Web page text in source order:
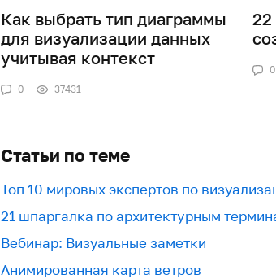
Как выбрать тип диаграммы
для визуализации данных
учитывая контекст
0 37431
22
0
Статьи по теме
Топ 10 мировых экспертов по
21 шпаргалка по архитектурным
Вебинар: Визуальные заметки
Анимированная карта ветров